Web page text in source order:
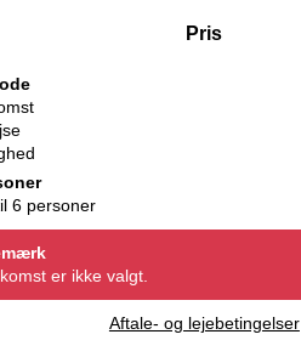
Pris
6 personer
er ikke valgt.
Aftale- og lejebetingelser